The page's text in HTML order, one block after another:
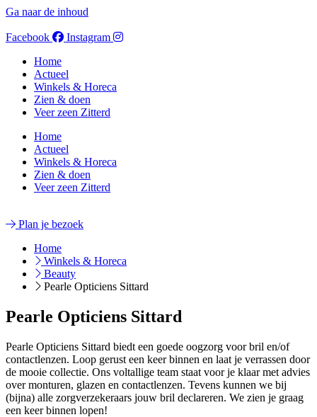
Ga naar de inhoud
Facebook
Instagram
Home
Actueel
Winkels & Horeca
Zien & doen
Veer zeen Zitterd
Home
Actueel
Winkels & Horeca
Zien & doen
Veer zeen Zitterd
Plan je bezoek
Home
Winkels & Horeca
Beauty
Pearle Opticiens Sittard
Pearle Opticiens Sittard
Pearle Opticiens Sittard biedt een goede oogzorg voor bril en/of
contactlenzen. Loop gerust een keer binnen en laat je verrassen door
de mooie collectie. Ons voltallige team staat voor je klaar met advies
over monturen, glazen en contactlenzen. Tevens kunnen we bij
(bijna) alle zorgverzekeraars jouw bril declareren. We zien je graag
een keer binnen lopen!